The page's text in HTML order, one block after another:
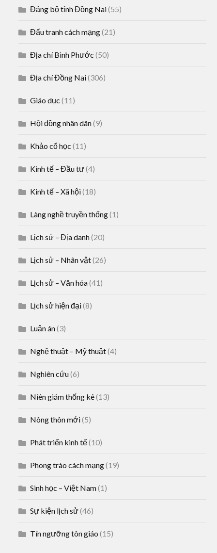
Đảng bộ tỉnh Đồng Nai(55)
Đấu tranh cách mạng(21)
Địa chí Bình Phước (50)
Địa chí Đồng Nai(306)
Giáo dục (11)
Hội đồng nhân dân(9)
Khảo cổ học (11)
Kinh tế – Đầu tư(4)
Kinh tế – Xã hội(18)
Làng nghề truyền thống(1)
Lịch sử – Địa danh(20)
Lịch sử – Nhân vật(26)
Lịch sử – Văn hóa(41)
Lịch sử hiện đại(8)
Luận án(3)
Nghệ thuật – Mỹ thuật(4)
Nghiên cứu(6)
Niên giám thống kê(13)
Nông thôn mới(5)
Phát triển kinh tế(10)
Phong trào cách mạng(19)
Sinh học – Việt Nam(1)
Sự kiện lịch sử(46)
Tín ngưỡng tôn giáo (15)